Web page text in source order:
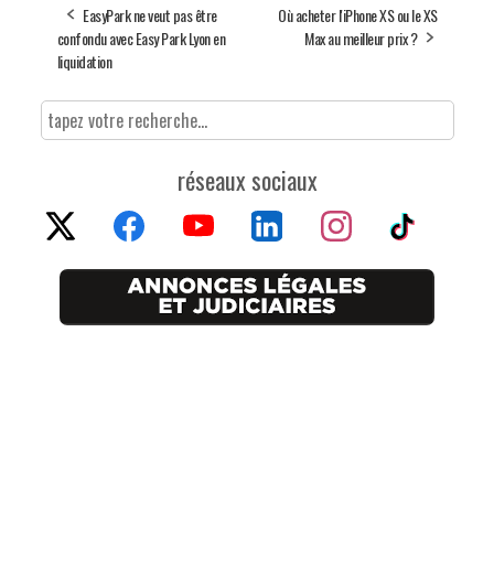
EasyPark ne veut pas être
confondu avec Easy Park Lyon en
liquidation
Où acheter l'iPhone XS ou le XS
Max au meilleur prix ?
réseaux sociaux